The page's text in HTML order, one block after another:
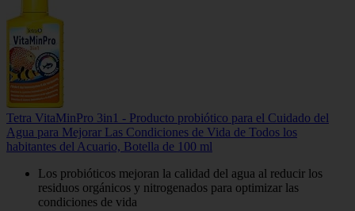
Tetra VitaMinPro 3in1 - Producto probiótico para el Cuidado del
Agua para Mejorar Las Condiciones de Vida de Todos los
habitantes del Acuario, Botella de 100 ml
Los probióticos mejoran la calidad del agua al reducir los
residuos orgánicos y nitrogenados para optimizar las
condiciones de vida